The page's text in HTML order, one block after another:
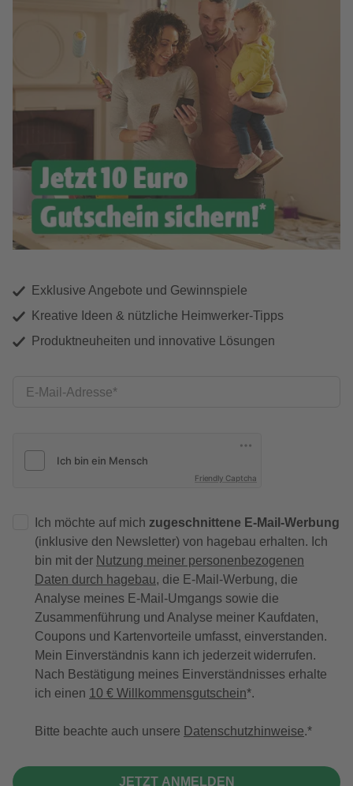
Exklusive Angebote und Gewinnspiele
Kreative Ideen & nützliche Heimwerker-Tipps
Produktneuheiten und innovative Lösungen
E-Mail-Adresse
Friendly Captcha
Ich möchte auf mich zugeschnittene E-Mail-Werbung
(inklusive den Newsletter) von hagebau erhalten. Ich
bin mit der Nutzung meiner personenbezogenen
Daten durch hagebau, die E-Mail-Werbung, die
Analyse meines E-Mail-Umgangs sowie die
Zusammenführung und Analyse meiner Kaufdaten,
Coupons und Kartenvorteile umfasst, einverstanden.
Mein Einverständnis kann ich jederzeit widerrufen.
Nach Bestätigung meines Einverständnisses erhalte
ich einen 10 € Willkommensgutschein*.
Bitte beachte auch unsere Datenschutzhinweise.
JETZT ANMELDEN